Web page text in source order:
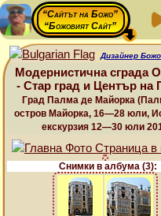
“Сайтът на Божо”
“Божовият Сайт”
Дизайнер Божо
Модернистична сграда
- Стар град и Център на
Град Палма де Майорка
остров Майорка, 16—28 юли,
екскурзия 12—30 юли
Снимки в албума (3):